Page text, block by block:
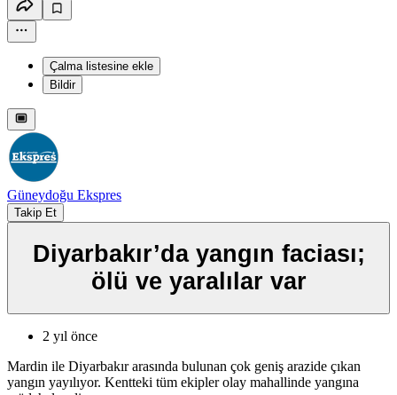
Çalma listesine ekle
Bildir
Güneydoğu Ekspres
Takip Et
Diyarbakır’da yangın faciası;
ölü ve yaralılar var
2 yıl önce
Mardin ile Diyarbakır arasında bulunan çok geniş arazide çıkan
yangın yayılıyor. Kentteki tüm ekipler olay mahallinde yangına